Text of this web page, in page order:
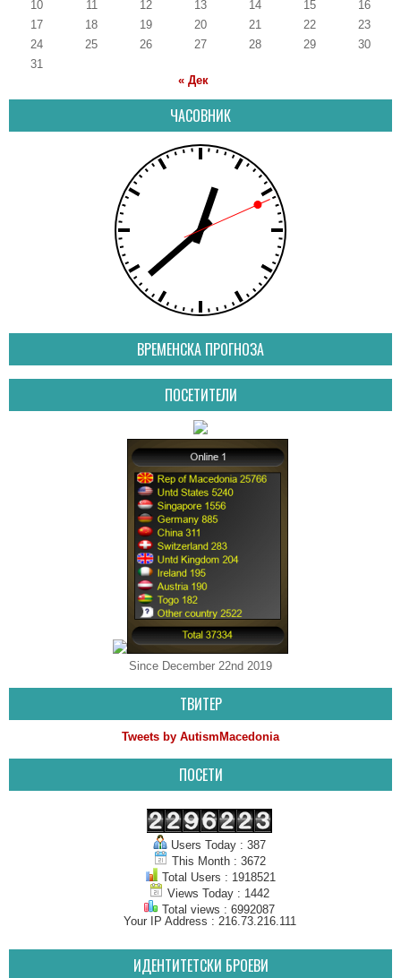
10
11 12 13 14 15
16
17
18 19 20 21 22
23
24
25 26 27 28 29
30
31
« Дек
ЧАСОВНИК
ВРЕМЕНСКА ПРОГНОЗА
ПОСЕТИТЕЛИ
Since December 22nd 2019
ТВИТЕР
Tweets by AutismMacedonia
ПОСЕТИ
Users Today : 387
This Month : 3672
Total Users : 1918521
Views Today : 1442
Total views : 6992087
Your IP Address : 216.73.216.111
ИДЕНТИТЕТСКИ БРОЕВИ